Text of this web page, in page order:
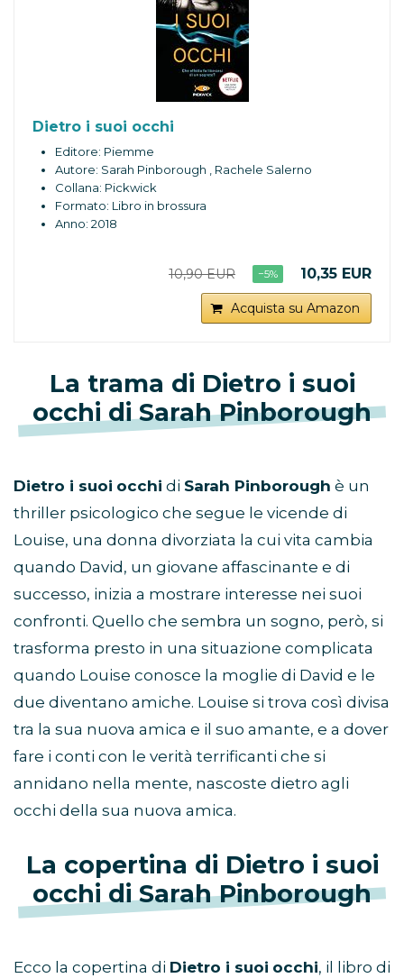
Dietro i suoi occhi
Editore: Piemme
Autore: Sarah Pinborough , Rachele Salerno
Collana: Pickwick
Formato: Libro in brossura
Anno: 2018
10,90 EUR −5% 10,35 EUR
Acquista su Amazon
La trama di Dietro i suoi
occhi di Sarah Pinborough
Dietro i suoi occhi di Sarah Pinborough è un
thriller psicologico che segue le vicende di
Louise, una donna divorziata la cui vita cambia
quando David, un giovane affascinante e di
successo, inizia a mostrare interesse nei suoi
confronti. Quello che sembra un sogno, però, si
trasforma presto in una situazione complicata
quando Louise conosce la moglie di David e le
due diventano amiche. Louise si trova così divisa
tra la sua nuova amica e il suo amante, e a dover
fare i conti con le verità terrificanti che si
annidano nella mente, nascoste dietro agli
occhi della sua nuova amica.
La copertina di Dietro i suoi
occhi di Sarah Pinborough
Ecco la copertina di Dietro i suoi occhi, il libro di